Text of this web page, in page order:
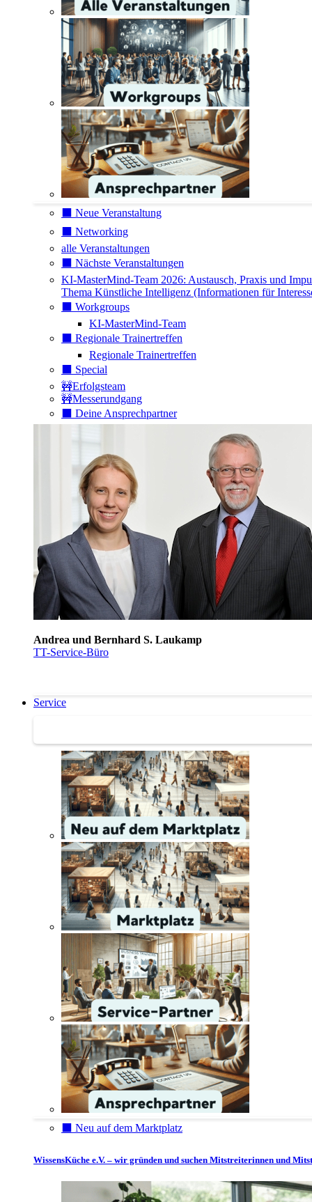
⬛️ Neue Veranstaltung
⬛️ Networking
alle Veranstaltungen
⬛️ Nächste Veranstaltungen
KI-MasterMind-Team 2026: Austausch, Praxis und
Thema Künstliche Intelligenz (Informationen für
⬛️ Workgroups
KI-MasterMind-Team
⬛️ Regionale Trainertreffen
Regionale Trainertreffen
⬛️ Special
🚧Erfolgsteam
🚧Messerundgang
⬛️ Deine Ansprechpartner
Andrea und Bernhard S. Laukamp
TT-Service-Büro
Service
⬛️ Neu auf dem Marktplatz
WissensKüche e.V. – wir gründen und suchen Mitstreiterinnen und